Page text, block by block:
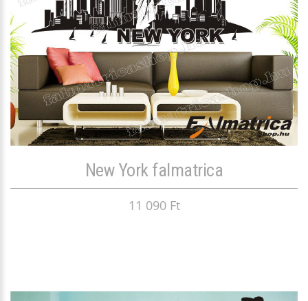
New York falmatrica
11 090 Ft